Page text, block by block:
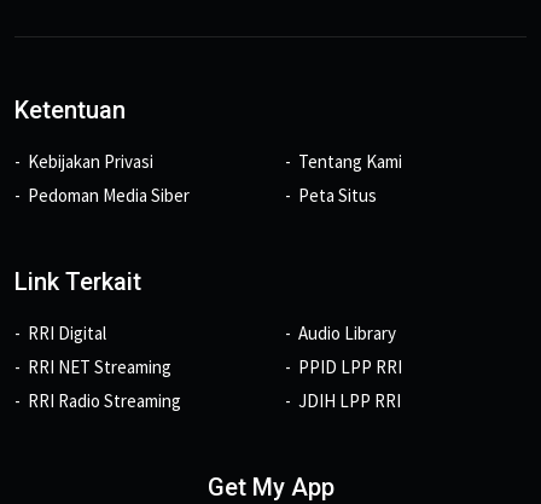
Ketentuan
Kebijakan Privasi
Pedoman Media Siber
Tentang Kami
Peta Situs
Link Terkait
RRI Digital
RRI NET Streaming
RRI Radio Streaming
Audio Library
PPID LPP RRI
JDIH LPP RRI
Get My App